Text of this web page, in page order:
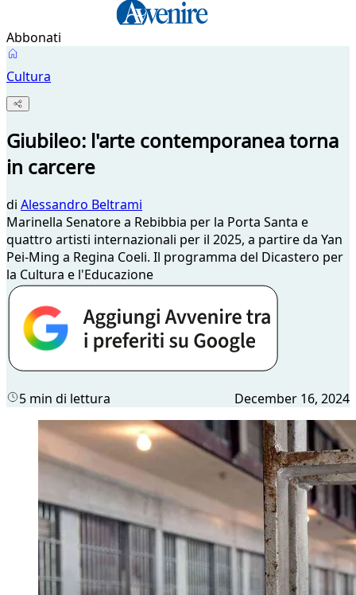
Abbonati
Cultura
Giubileo: l'arte contemporanea torna
in carcere
di Alessandro Beltrami
Marinella Senatore a Rebibbia per la Porta Santa e
quattro artisti internazionali per il 2025, a partire da Yan
Pei-Ming a Regina Coeli. Il programma del Dicastero per
la Cultura e l'Educazione
5 min di lettura December 16, 2024